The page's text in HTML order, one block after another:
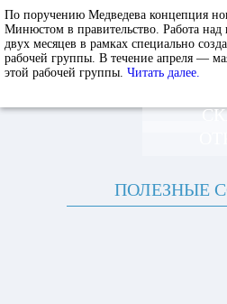
По поручению Медведева концепция
Минюстом в правительство. Работа над
двух месяцев в рамках специально
рабочей группы. В течение апреля —
этой рабочей группы. Читать далее.
ПОЛЕЗНЫЕ